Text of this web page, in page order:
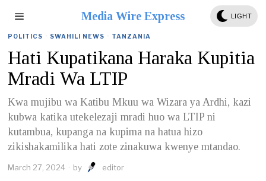
Media Wire Express LIGHT
POLITICS · SWAHILI NEWS · TANZANIA
Hati Kupatikana Haraka Kupitia
Mradi Wa LTIP
Kwa mujibu wa Katibu Mkuu wa Wizara ya Ardhi, kazi
kubwa katika utekelezaji mradi huo wa LTIP ni
kutambua, kupanga na kupima na hatua hizo
zikishakamilika hati zote zinakuwa kwenye mtandao.
March 27, 2024 by editor